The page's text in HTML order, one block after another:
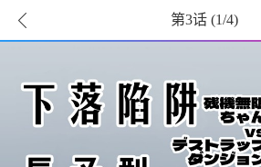
第3话 (1/4)